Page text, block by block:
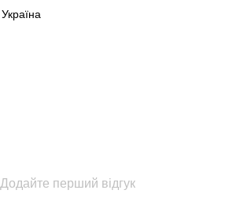
Україна
Додайте перший відгук